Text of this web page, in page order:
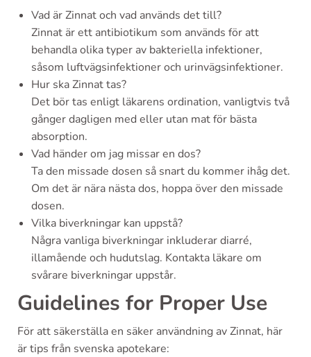
Vad är Zinnat och vad används det till?
Zinnat är ett antibiotikum som används för att
behandla olika typer av bakteriella infektioner,
såsom luftvägsinfektioner och urinvägsinfektioner.
Hur ska Zinnat tas?
Det bör tas enligt läkarens ordination, vanligtvis två
gånger dagligen med eller utan mat för bästa
absorption.
Vad händer om jag missar en dos?
Ta den missade dosen så snart du kommer ihåg det.
Om det är nära nästa dos, hoppa över den missade
dosen.
Vilka biverkningar kan uppstå?
Några vanliga biverkningar inkluderar diarré,
illamående och hudutslag. Kontakta läkare om
svårare biverkningar uppstår.
Guidelines for Proper Use
För att säkerställa en säker användning av Zinnat, här
är tips från svenska apotekare: